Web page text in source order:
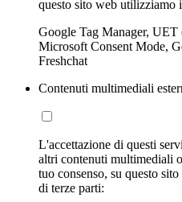
questo sito web utilizziamo
Google Tag Manager,
Microsoft Consent Mode,
Freshchat
Contenuti multimediali
L'accettazione di questi
altri contenuti multimediali
tuo consenso, su questo
di terze parti: